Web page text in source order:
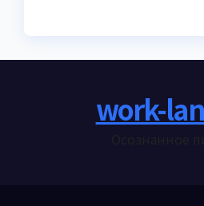
work-